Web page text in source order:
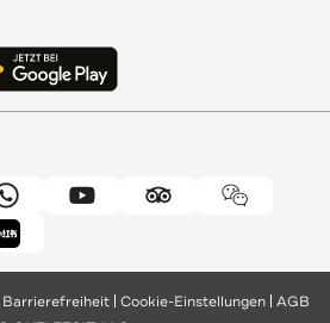
Barrierefreiheit Cookie-Einstellungen AGB